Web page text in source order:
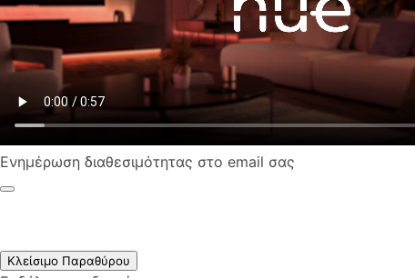
Ενημέρωση διαθεσιμότητας στο email σας
Κλείσιμο Παραθύρου